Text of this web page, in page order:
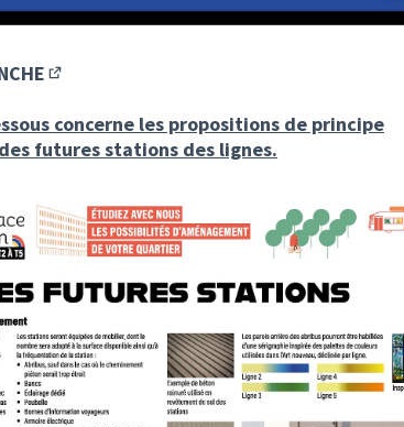
concerne les propositions de principe
futures stations des lignes.